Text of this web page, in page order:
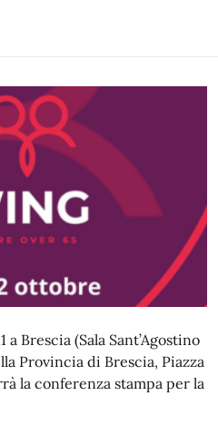
a Brescia (Sala Sant’Agostino
Provincia di Brescia, Piazza
la conferenza stampa per la